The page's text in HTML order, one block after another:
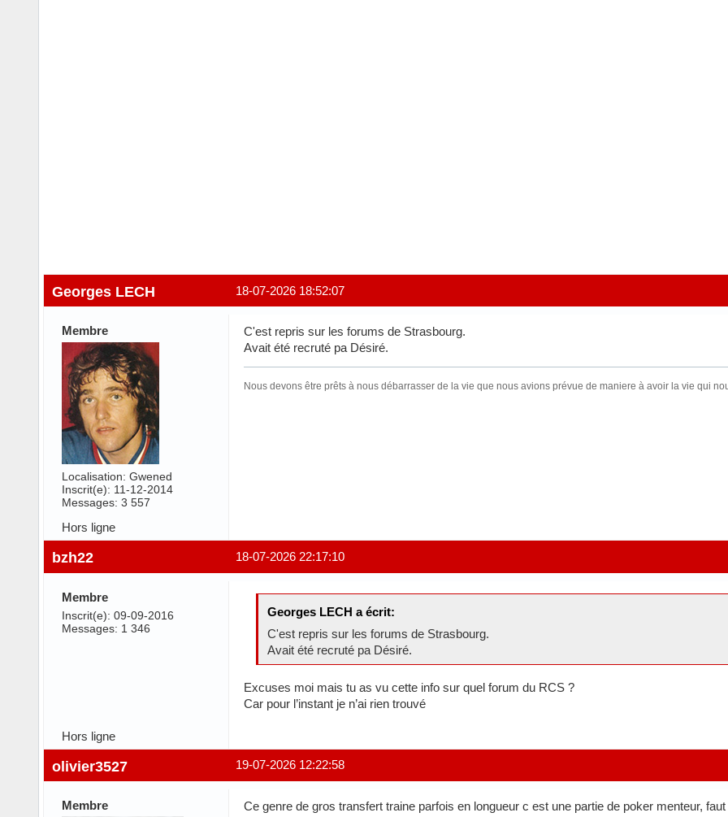
18-07-2026 18:52:07
Georges LECH
Membre
Localisation: Gwened
Inscrit(e): 11-12-2014
Messages: 3 557
C'est repris sur les forums de Strasbourg.
Avait été recruté pa Désiré.
Nous devons être prêts à nous débarrasser de la vie que nous avions prévue de maniere à avoir la vie qui
Hors ligne
18-07-2026 22:17:10
bzh22
Membre
Inscrit(e): 09-09-2016
Messages: 1 346
Georges LECH a écrit:
C'est repris sur les forums de Strasbourg.
Avait été recruté pa Désiré.
Excuses moi mais tu as vu cette info sur quel forum du RCS ?
Car pour l’instant je n’ai rien trouvé
Hors ligne
19-07-2026 12:22:58
olivier3527
Membre Ce genre de gros transfert traine parfois en longueur c est une partie de poker menteur,